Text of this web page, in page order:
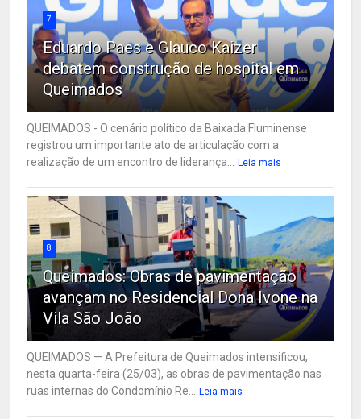
7
Eduardo Paes e Glauco Kaizer
debatem construção de hospital em
Queimados
QUEIMADOS - O cenário político da Baixada Fluminense
registrou um importante ato de articulação com a
realização de um encontro de liderança...
Leia mais
8
Queimados: Obras de pavimentação
avançam no Residencial Dona Ivone na
Vila São João
QUEIMADOS — A Prefeitura de Queimados intensificou,
nesta quarta-feira (25/03), as obras de pavimentação nas
ruas internas do Condomínio Re...
Leia mais